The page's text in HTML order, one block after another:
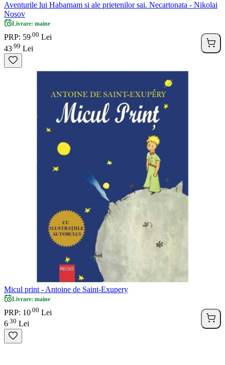
Aventurile lui Habarnam si ale prietenilor sai. Necartonata - Nikolai
Nosov
Livrare: maine
PRP: 59 00 Lei
43 99 Lei
Micul print - Antoine de Saint-Exupery
Livrare: maine
PRP: 10 00 Lei
6 30 Lei